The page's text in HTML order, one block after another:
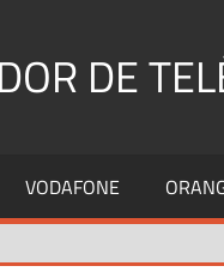
DE
VODAFONE